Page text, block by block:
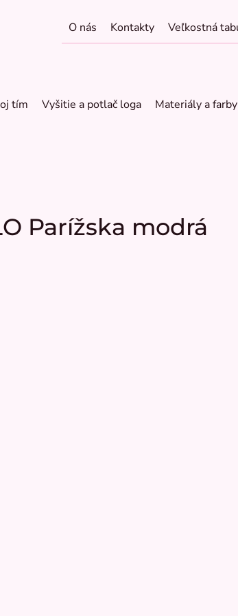
O nás Kontakty Veľkostná
tím Vyšitie a potlač loga Materiály a farby
Parížska modrá